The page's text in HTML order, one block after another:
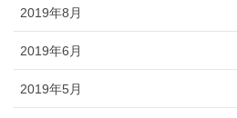
2019年8月
2019年6月
2019年5月